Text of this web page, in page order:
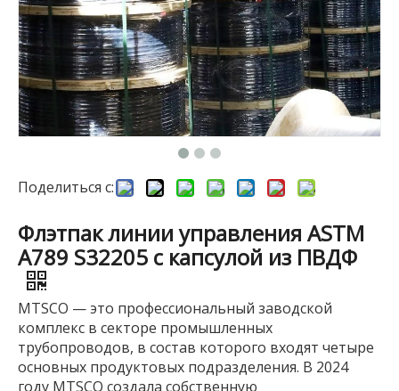
Поделиться с:
Флэтпак линии управления ASTM
A789 S32205 с капсулой из ПВДФ
MTSCO — это профессиональный заводской
комплекс в секторе промышленных
трубопроводов, в состав которого входят четыре
основных продуктовых подразделения. В 2024
году MTSCO создала собственную